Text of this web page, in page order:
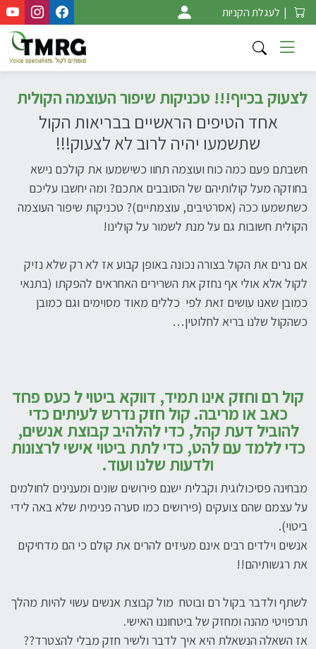
Skip
to
content
| לעגלת הקניות
לצעוק בכייף!!! טכניקות שיפור העוצמה הקולית
אחד הטיפים הראשיים בבריאות הקול
שתשמעו יהיה לרוב לא לצעוק!!!
חשבתם פעם כמה כוח ועוצמה תחוו כשישמעו את קולכם נישא
בחוזקה מעל קולותיהם של הסובבים אתכם? ומה יחשבו עליכם
כשתשמעו ככה (אסרטיבים, עוצמתיים)? טכניקות שיפור העוצמה
הקולית חשובות גם על מנת לשמור על קולינו!
אם נרים את הקול בצורה נכונה באופן קבוע אז לא רק שלא נזיק
לקול אלא אולי אף נחזק את השרירים האחראים להפקתו (בתנאי
כמובן שאנו עושים זאת לפי כללים מאוד מסוימים וגם כמובן
כשהקול שלנו בריא לחלוטין…
קול רם וחזק אינו תמיד, דווקא ביטוי ל כעס פחד
כאב או מריבה. קול חזק נדרש לעיתים כדי
להוביל דעת קהל, כדי להלהיב קבוצת אנשים,
כדי ללמד עם להט, כדי לתת ביטוי אישי לרצונות
ולדעות שלנו ועוד.
מבחינה פסיכולוגית וקבלית ישנם פירושים שונים ומענינים לחולמים
על עצמם שהם צועקים (פירושים כמו סערה פנימית שלא באה לידי
ביטוי).
אנשים וילדים רבים אינם מעיזים להרים את קולם כי הם מדחיקים
את רגשותיהם!!
לשתף ולדבר בקול רם ובוטח מול קבוצת אנשים עשוי להיות מהלך
תרפויטי מהנה ומחזק של ביטחוננו האישי.
אז השאלה הנשאלת היא איך לדבר ולשיר חזק מבלי להצטרד??